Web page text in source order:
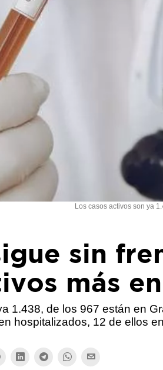
Los casos activos son ya
sin
más
1.438, de los 967 están en
hospitalizados, 12 de ellos